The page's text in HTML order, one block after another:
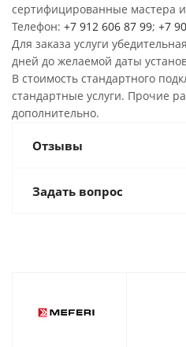
сертифицированные мастера
Телефон: +7 912 606 87 99; +7
Для заказа услуги
дней до желаемой даты
В стоимость стандартного
стандартные услуги. Прочие
дополнительно.
Отзывы
Задать вопрос